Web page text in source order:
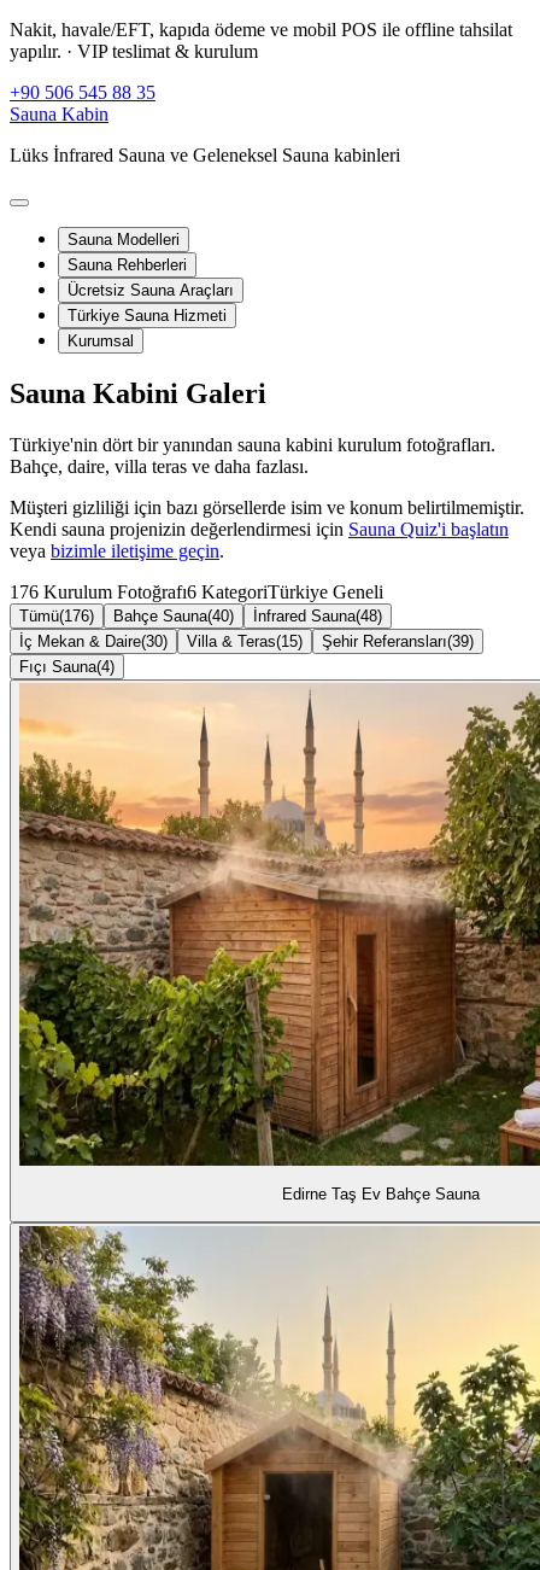
Nakit, havale/EFT, kapıda ödeme ve mobil POS ile offline tahsilat
yapılır. · VIP teslimat & kurulum
+90 506 545 88 35
Sauna Kabin
Lüks İnfrared Sauna ve Geleneksel Sauna kabinleri
Sauna Modelleri
Sauna Rehberleri
Ücretsiz Sauna Araçları
Türkiye Sauna Hizmeti
Kurumsal
Sauna Kabini Galeri
Türkiye'nin dört bir yanından sauna kabini kurulum fotoğrafları.
Bahçe, daire, villa teras ve daha fazlası.
Müşteri gizliliği için bazı görsellerde isim ve konum belirtilmemiştir.
Kendi sauna projenizin değerlendirmesi için Sauna Quiz'i başlatın
veya bizimle iletişime geçin.
176 Kurulum Fotoğrafı6 KategoriTürkiye Geneli
Tümü(176) Bahçe Sauna(40) İnfrared Sauna(48)
İç Mekan & Daire(30) Villa & Teras(15) Şehir Referansları(39)
Fıçı Sauna(4)
Edirne Taş Ev Bahçe Sauna